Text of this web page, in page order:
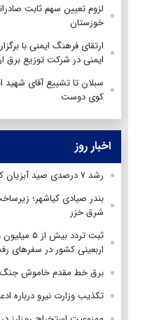
لزوم تعیین سهم ثابت
خوزستان
ارتقای فرهنگ ایمنی با
ایمنی در شرکت توزیع برق
سبلان تا تشییع آقای شهید
کوی دوست
اخبار روز
رشد ۷ درصدی صید آبزیان کشور در سال ۱۴۰۴
بندر صیادی کیاشهر؛
شرق خزر
اربعینی کشور در سفرهای
برق خط مقدم خاموش
تکذیب وزارت نیرو درباره